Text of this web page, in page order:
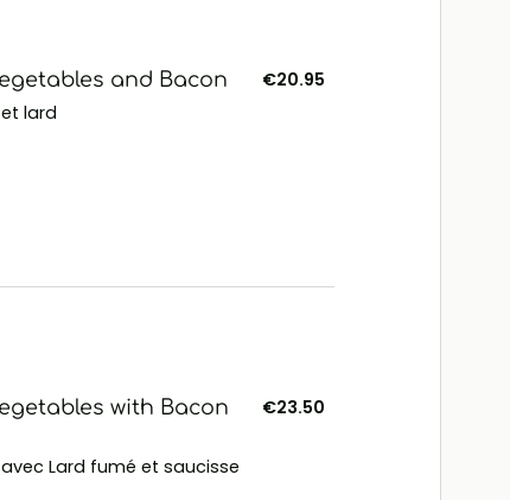
and Bacon
lard
€20.95
with Bacon
Lard fumé et saucisse
€23.50